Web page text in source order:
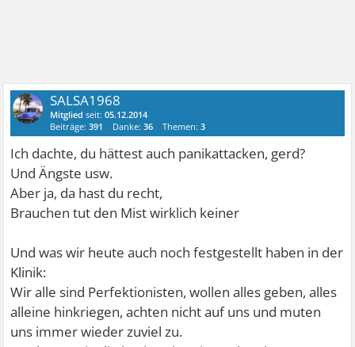
SALSA1968
Mitglied seit:05.12.2014
Beiträge:391 Danke:36 Themen:3
Ich dachte, du hättest auch panikattacken, gerd?
Und Ängste usw.
Aber ja, da hast du recht,
Brauchen tut den Mist wirklich keiner
Und was wir heute auch noch festgestellt haben in der
Klinik:
Wir alle sind Perfektionisten, wollen alles geben, alles
alleine hinkriegen, achten nicht auf uns und muten
uns immer wieder zuviel zu.